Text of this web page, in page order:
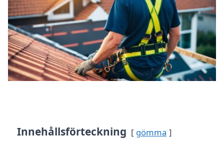
Innehållsförteckning gömma